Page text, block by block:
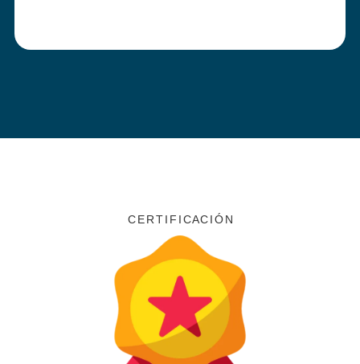
C E R T I F I C A C I Ó N